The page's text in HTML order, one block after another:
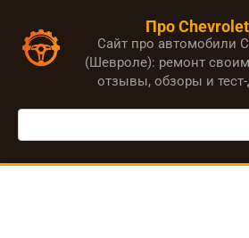
контенту
Про Chevrolet
Сайт про автомобили
(Шевроле): ремонт
отзывы, обзоры и
Поиск: